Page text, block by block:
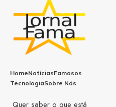
HomeNotíciasFamosos
TecnologiaSobre Nós
Quer saber o que está